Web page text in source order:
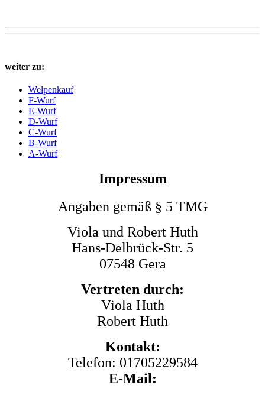
weiter zu:
Welpenkauf
F-Wurf
E-Wurf
D-Wurf
C-Wurf
B-Wurf
A-Wurf
Impressum
Angaben gemäß § 5 TMG
Viola und Robert Huth
Hans-Delbrück-Str. 5
07548 Gera
Vertreten durch:
Viola Huth
Robert Huth
Kontakt:
Telefon: 01705229584
E-Mail: